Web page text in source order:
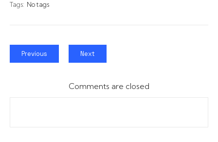
Tags: No tags
Previous Next
Comments are closed